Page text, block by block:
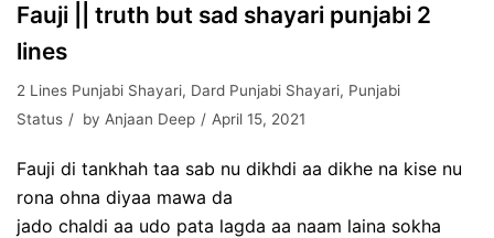
Fauji || truth but sad shayari punjabi 2
lines
2 Lines Punjabi Shayari, Dard Punjabi Shayari, Punjabi
Status
by Anjaan Deep April 15, 2021
Fauji di tankhah taa sab nu dikhdi aa dikhe na kise nu
rona ohna diyaa mawa da
jado chaldi aa udo pata lagda aa naam laina sokha